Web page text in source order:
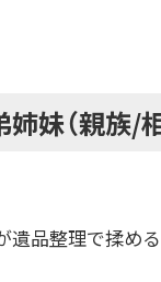
妹（親族/
遺品整理で揉め